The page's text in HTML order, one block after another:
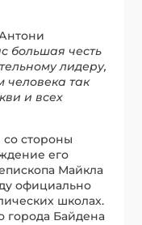
большая честь
лидеру,
человека так
и всех
со стороны
его
Майкла
официально
школах.
города Байдена